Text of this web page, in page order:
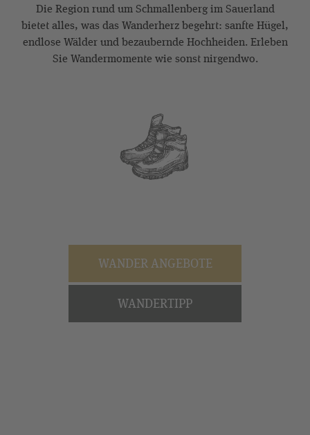
Die Region rund um Schmallenberg im Sauerland
bietet alles, was das Wanderherz begehrt: sanfte Hügel,
endlose Wälder und bezaubernde Hochheiden. Erleben
Sie Wandermomente wie sonst nirgendwo.
WANDER ANGEBOTE
WANDERTIPP